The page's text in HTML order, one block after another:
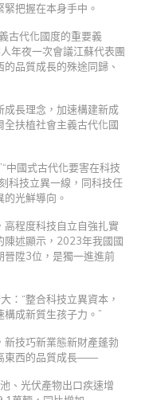
把握在本身手中。
古代化國度的重要義
年夜一次會議江蘇代表團
品質成長的殊途同歸、
成長理念，加速構建新成
扶植社會主義古代化國
中國式古代化要害在科技
科技立異一線，同科技任
光鮮導向。
高程度科技自立自強扎實
陳述顯示，2023年我國國
晉陞3位，是獨一進進前
：“整合科技立異資本，
成新質生孩子力。”
技巧新業態新財產蓬勃
東西的品質成長——
、光伏產物出口疾速增